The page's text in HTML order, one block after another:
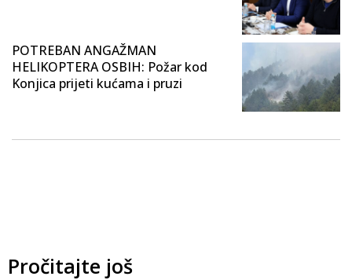
POTREBAN ANGAŽMAN
HELIKOPTERA OSBIH: Požar kod
Konjica prijeti kućama i pruzi
Pročitajte još